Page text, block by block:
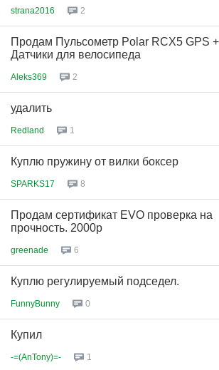
strana2016 2
Продам Пульсометр Polar RCX5 GPS +
Датчики для велосипеда
Aleks369 2
удалить
Redland 1
Куплю пружину от вилки боксер
SPARKS17 8
Продам сертификат EVO проверка на
прочность. 2000р
greenade 6
Куплю регулируемый подседел.
FunnyBunny 0
Купил
-=(AnTony)=- 1